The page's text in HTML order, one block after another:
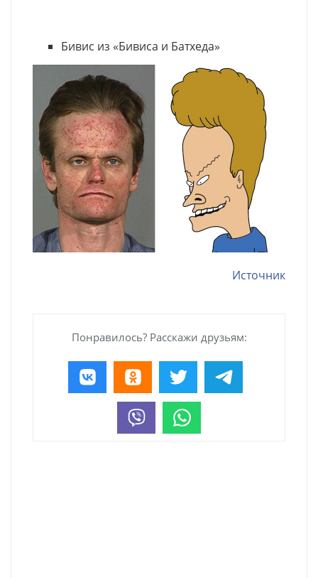
Бивис из «Бивиса и Батхеда»
Источник
Понравилось? Расскажи друзьям: